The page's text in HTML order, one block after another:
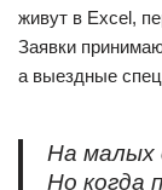
живут в Excel,
Заявки
а выездные
На малых
Но когда